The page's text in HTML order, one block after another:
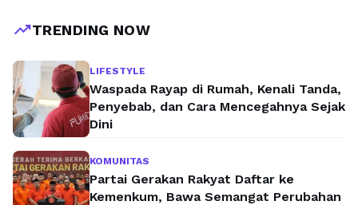
trending_upTRENDING NOW
LIFESTYLE
Waspada Rayap di Rumah, Kenali Tanda,
Penyebab, dan Cara Mencegahnya Sejak
Dini
KOMUNITAS
Partai Gerakan Rakyat Daftar ke
Kemenkum, Bawa Semangat Perubahan